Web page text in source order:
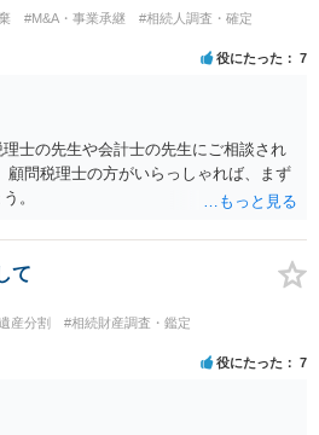
することも考えられます。 ご質問：書
良い事 回答： お姉さんが申立書の「申
いる遺産の分け方に対して意見があれ
。 次に「申立ての理由」のところに、
えば、あかささんと話合いが出来ない／
方・あかささん・お姉さん間の事情やい
うので、あかささんから見てそれは違
に違うのか、など書くとよいです。 そ
かれていないけど、どのように遺産を
亡くなった方からお金を援助してもら
す。 書かない方が良いと思うことは、遺
いきさつを沢山盛り込むことだと考えま
ことに留める方が、裁判所や調停委員
すいと思います)。
#M&A・事業承継
#相続人調査・確定
役にたった 7
士の先生や会計士の先生にご相談され
顧問税理士の方がいらっしゃれば、まず
。
て
産分割
#相続財産調査・鑑定
役にたった 7